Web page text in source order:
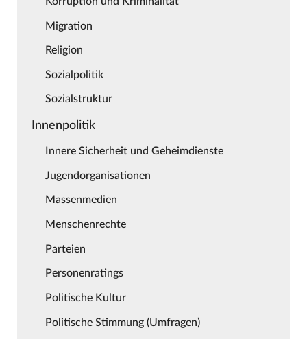
Migration
Religion
Sozialpolitik
Sozialstruktur
Innenpolitik
Innere Sicherheit und Geheimdienste
Jugendorganisationen
Massenmedien
Menschenrechte
Parteien
Personenratings
Politische Kultur
Politische Stimmung (Umfragen)